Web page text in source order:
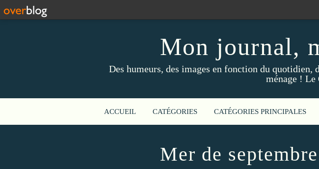
Mon journal,
Des humeurs, des images en fonction du quotidien,
ménage !
ACCUEIL CATÉGORIES CATÉGORIES PRINCIPALES
Mer de septembre